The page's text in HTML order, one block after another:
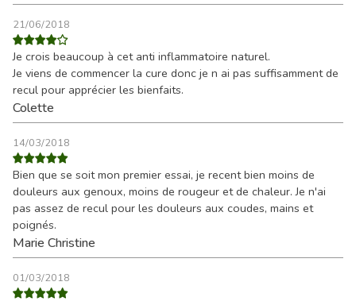
21/06/2018
Je crois beaucoup à cet anti inflammatoire naturel.
Je viens de commencer la cure donc je n ai pas suffisamment de
recul pour apprécier les bienfaits.
Colette
14/03/2018
Bien que se soit mon premier essai, je recent bien moins de
douleurs aux genoux, moins de rougeur et de chaleur. Je n'ai
pas assez de recul pour les douleurs aux coudes, mains et
poignés.
Marie Christine
01/03/2018